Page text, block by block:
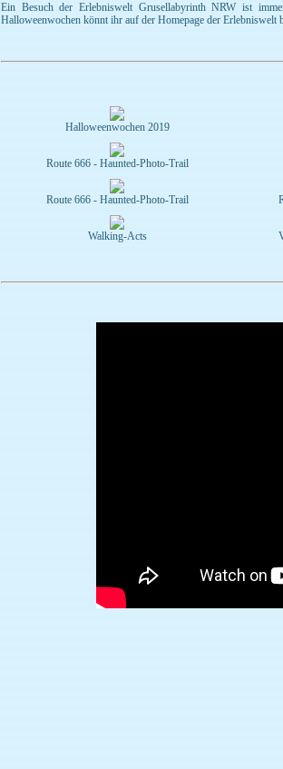
Ein Besuch der Erlebniswelt Grusellabyrinth NRW ist
Halloweenwochen könnt ihr auf der Homepage der Erlebniswelt
Halloweenwochen 2019
Route 666 - Haunted-Photo-Trail
Route 666 - Haunted-Photo-Trail
Walking-Acts